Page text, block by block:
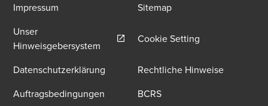
Impressum
Sitemap
Unser
Hinweisgebersystem Opens in a new window/tab
Cookie Setting
Datenschutzerklärung
Rechtliche Hinweise
Auftragsbedingungen
BCRS